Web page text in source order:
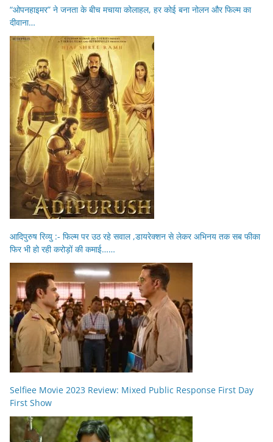
“ओपनहाइमर” ने जनता के बीच मचाया कोलाहल, हर कोई बना नोलन और फिल्म का
दीवाना…
आदिपुरुष रिव्यु :- फिल्म पर उठ रहे सवाल ,डायरेक्शन से लेकर अभिनय तक सब फीका
फिर भी हो रही करोड़ों की कमाई……
Selfiee Movie 2023 Review: Mixed Public Response First Day
First Show